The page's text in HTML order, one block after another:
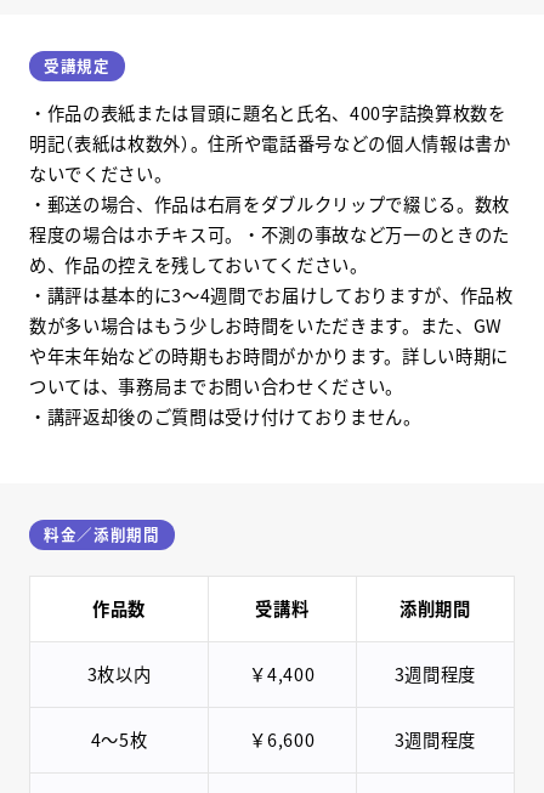
受講規定
・作品の表紙または冒頭に題名と氏名、400字詰換算枚数を
明記（表紙は枚数外）。住所や電話番号などの個人情報は書か
ないでください。
・郵送の場合、作品は右肩をダブルクリップで綴じる。数枚
程度の場合はホチキス可。・不測の事故など万一のときのた
め、作品の控えを残しておいてください。
・講評は基本的に3～4週間でお届けしておりますが、作品枚
数が多い場合はもう少しお時間をいただきます。また、GW
や年末年始などの時期もお時間がかかります。詳しい時期に
ついては、事務局までお問い合わせください。
・講評返却後のご質問は受け付けておりません。
料金／添削期間
作品数 受講料 添削期間
3枚以内 ￥4,400 3週間程度
4〜5枚 ￥6,600 3週間程度